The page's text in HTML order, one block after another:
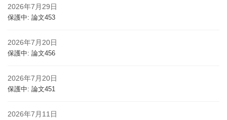
2026年7月29日
保護中: 論文453
2026年7月20日
保護中: 論文456
2026年7月20日
保護中: 論文451
2026年7月11日